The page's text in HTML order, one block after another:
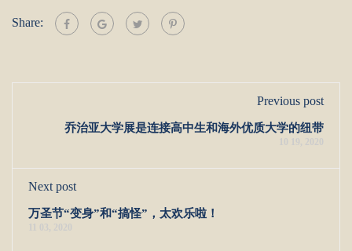
Share:
Previous post
乔治亚大学展是连接高中生和海外优质大学的纽带
10 19, 2020
Next post
万圣节“变身”和“搞怪”，太欢乐啦！
11 03, 2020